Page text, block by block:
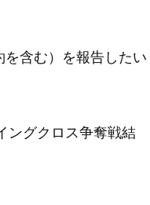
含む）を報告したい
ングクロス争奪戦結